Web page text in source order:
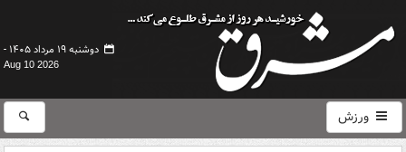
دوشنبه ۱۹ مرداد ۱۴۰۵ -
Aug 10 2026
ورزش